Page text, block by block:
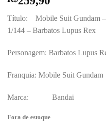
Título: Mobile Suit Gundam
1/144 – Barbatos Lupus Rex
Personagem: Barbatos Lupus
Franquia: Mobile Suit Gundam
Marca: Bandai
Fora de estoque